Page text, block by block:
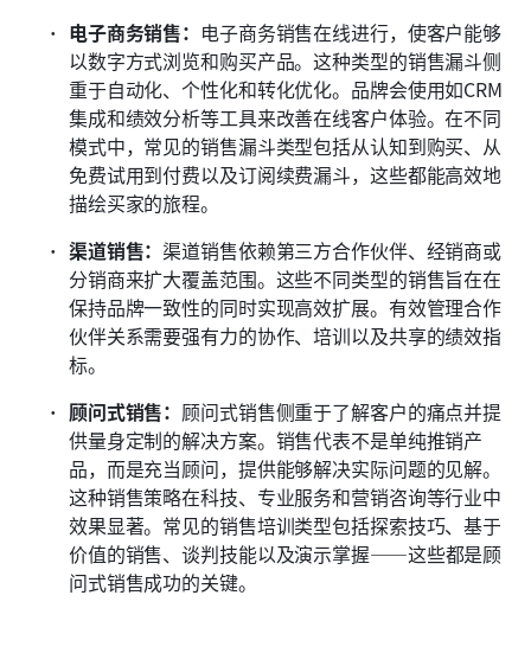
电子商务销售： 电子商务销售在线进行，使客户能够
以数字方式浏览和购买产品。这种类型的销售漏斗侧
重于自动化、个性化和转化优化。品牌会使用如CRM
集成和绩效分析等工具来改善在线客户体验。在不同
模式中，常见的销售漏斗类型包括从认知到购买、从
免费试用到付费以及订阅续费漏斗，这些都能高效地
描绘买家的旅程。
渠道销售： 渠道销售依赖第三方合作伙伴、经销商或
分销商来扩大覆盖范围。这些不同类型的销售旨在在
保持品牌一致性的同时实现高效扩展。有效管理合作
伙伴关系需要强有力的协作、培训以及共享的绩效指
标。
顾问式销售： 顾问式销售侧重于了解客户的痛点并提
供量身定制的解决方案。销售代表不是单纯推销产
品，而是充当顾问，提供能够解决实际问题的见解。
这种销售策略在科技、专业服务和营销咨询等行业中
效果显著。常见的销售培训类型包括探索技巧、基于
价值的销售、谈判技能以及演示掌握——这些都是顾
问式销售成功的关键。